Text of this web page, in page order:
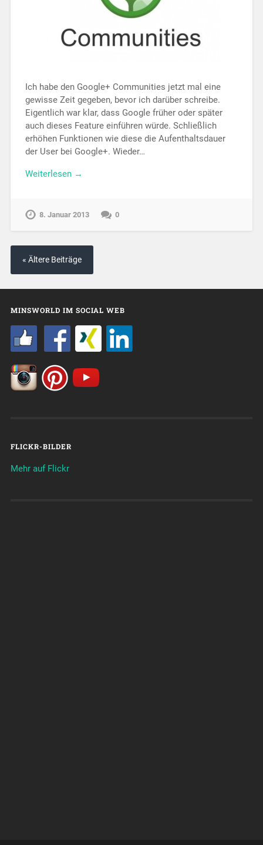
Ich habe den Google+ Communities jetzt mal eine
gewisse Zeit gegeben, bevor ich darüber schreibe.
Eigentlich war klar, dass Google früher oder später
auch dieses Feature einführen würde. Schließlich
erhöhen Funktionen wie diese die Aufenthaltsdauer
der User bei Google+. Wieder…
Weiterlesen →
8. Januar 2013 0
« Ältere Beiträge
MINSWORLD IM SOCIAL WEB
FLICKR-BILDER
Mehr auf Flickr